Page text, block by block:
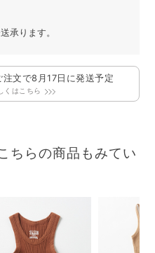
承ります。
注文で8月17日 に発送予定
くはこちら
ちらの商品もみてい